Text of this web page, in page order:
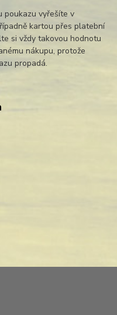
poukazu vyřešíte v
kartou přes platební
si vždy takovou hodnotu
nákupu, protože
propadá.